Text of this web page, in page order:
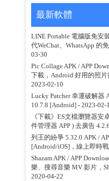
最新軟體
LINE Portable 電腦版免安
代WeChat、WhatsApp 的
03-30
Pic Collage APK / APP
下載，Android 好用的照
2023-02-10
Lucky Patcher 幸運破解器
10.7.8 [Android] - 2023-02-
《下載》ES文檔瀏覽器安
件管理器 APP ) 去廣告
列王的紛爭 5.32.0 APK /
[Android/iOS]，線上即時
Shazam APK / APP
樂、搜尋音樂 MV 影片，
2020-04-22